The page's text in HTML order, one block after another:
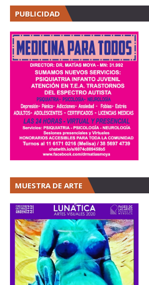
PUBLICIDAD
MUESTRA DE ARTE